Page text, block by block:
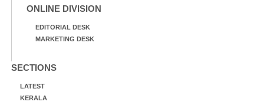
ONLINE DIVISION
EDITORIAL DESK
MARKETING DESK
SECTIONS
LATEST
KERALA